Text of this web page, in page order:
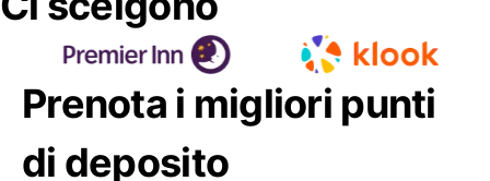
Prenota i migliori punti
di deposito